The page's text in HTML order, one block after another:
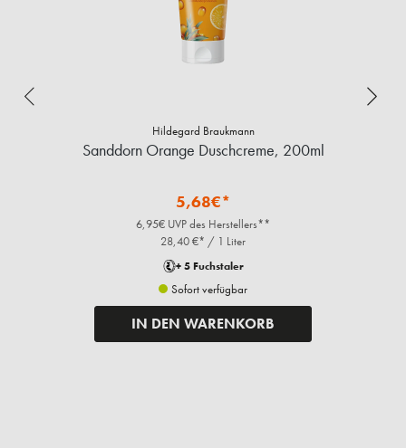
Hildegard Braukmann
Sanddorn Orange Duschcreme, 200ml
5,68€*
6,95€ UVP des Herstellers**
28,40 €* / 1 Liter
+ 5 Fuchstaler
Sofort verfügbar
IN DEN WARENKORB